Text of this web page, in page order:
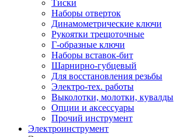
Тиски
Наборы отверток
Динамометрические ключи
Рукоятки трещоточные
Г-образные ключи
Наборы вставок-бит
Шарнирно-губцевый
Для восстановления резьбы
Электро-тех. работы
Выколотки, молотки, кувалды
Опции и аксессуары
Прочий инструмент
Электроинструмент